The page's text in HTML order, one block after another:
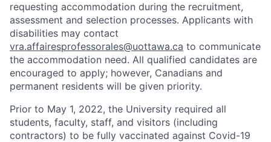
requesting accommodation during the recruitment,
assessment and selection processes. Applicants with
disabilities may contact
vra.affairesprofessorales@uottawa.ca to communicate
the accommodation need. All qualified candidates are
encouraged to apply; however, Canadians and
permanent residents will be given priority.
Prior to May 1, 2022, the University required all
students, faculty, staff, and visitors (including
contractors) to be fully vaccinated against Covid-19